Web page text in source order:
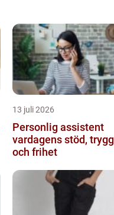
13 juli 2026
Personlig assistent
vardagens stöd,
och frihet